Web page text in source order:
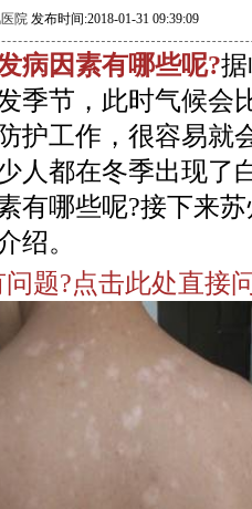
院 发布时间:2018-01-31 09:39:09
病因素有哪些呢?
季节，此时气候会
护工作，很容易就
人都在冬季出现了
有哪些呢?接下来
绍。
问题?点击此处直接